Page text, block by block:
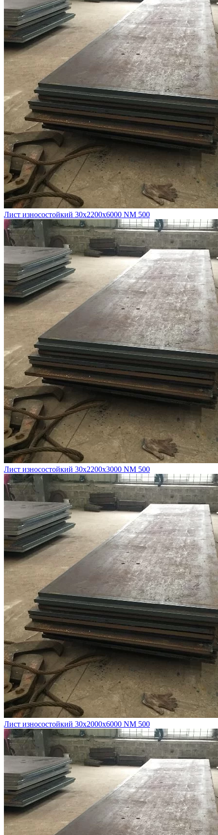
Лист износостойкий 30х2200х6000 NM 500
Лист износостойкий 30х2200х3000 NM 500
Лист износостойкий 30х2000х6000 NM 500